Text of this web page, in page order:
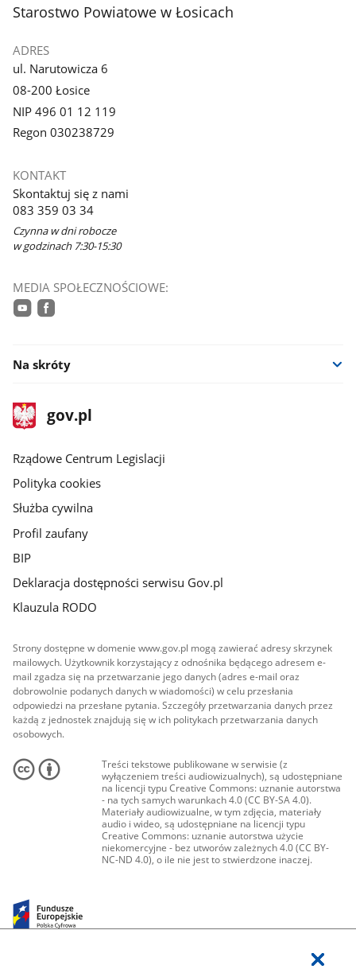
stopka
Starostwo Powiatowe w Łosicach
ADRES
ul. Narutowicza 6
08-200 Łosice
NIP 496 01 12 119
Regon 030238729
KONTAKT
Skontaktuj się z nami
083 359 03 34
Czynna w dni robocze
w godzinach 7:30-15:30
MEDIA SPOŁECZNOŚCIOWE:
Na skróty
stopka
gov.plStrona
gov.pl
Rządowe Centrum Legislacji
Polityka cookies
Służba cywilna
Profil zaufany
BIP
Deklaracja dostępności serwisu Gov.pl
Klauzula RODO
Strony dostępne w domenie www.gov.pl mogą zawierać adresy skrzynek
mailowych. Użytkownik korzystający z odnośnika będącego adresem e-
mail zgadza się na przetwarzanie jego danych (adres e-mail oraz
dobrowolnie podanych danych w wiadomości) w celu przesłania
odpowiedzi na przesłane pytania. Szczegóły przetwarzania danych przez
każdą z jednostek znajdują się w ich politykach przetwarzania danych
osobowych.
Treści tekstowe publikowane w serwisie (z
wyłączeniem treści audiowizualnych), są udostępniane
na licencji typu Creative Commons: uznanie autorstwa
- na tych samych warunkach 4.0 (CC BY-SA 4.0).
Materiały audiowizualne, w tym zdjęcia, materiały
audio i wideo, są udostępniane na licencji typu
Creative Commons: uznanie autorstwa użycie
niekomercyjne - bez utworów zależnych 4.0 (CC BY-
NC-ND 4.0), o ile nie jest to stwierdzone inaczej.